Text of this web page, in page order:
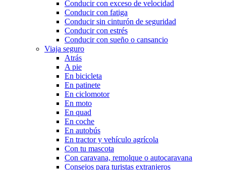
Conducir con exceso de velocidad
Conducir con fatiga
Conducir sin cinturón de seguridad
Conducir con estrés
Conducir con sueño o cansancio
Viaja seguro
Atrás
A pie
En bicicleta
En patinete
En ciclomotor
En moto
En quad
En coche
En autobús
En tractor y vehículo agrícola
Con tu mascota
Con caravana, remolque o autocaravana
Consejos para turistas extranjeros